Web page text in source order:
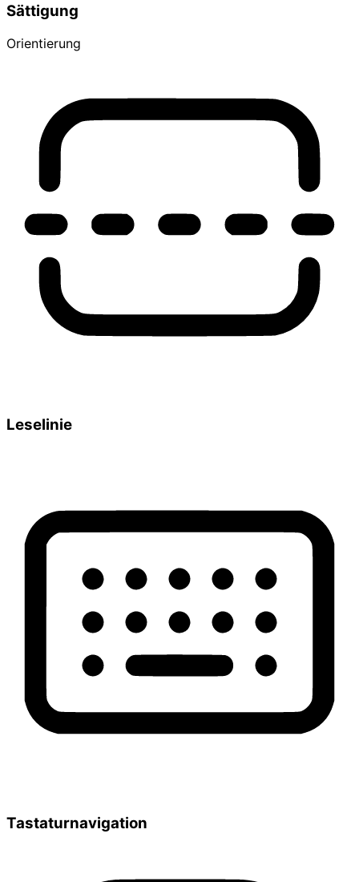
Sättigung
Orientierung
Leselinie
Tastaturnavigation